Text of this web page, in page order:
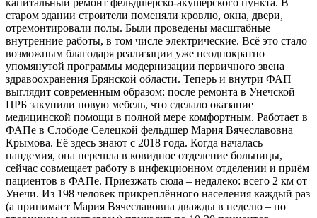
капитальный ремонт фельдшерско-акушерского пункта. В
старом здании строители поменяли кровлю, окна, двери,
отремонтировали полы. Были проведены масштабные
внутренние работы, в том числе электрические. Всё это стало
возможным благодаря реализации уже неоднократно
упомянутой программы модернизации первичного звена
здравоохранения Брянской области. Теперь и внутри ФАП
выглядит современным образом: после ремонта в Унечской
ЦРБ закупили новую мебель, что сделало оказание
медицинской помощи в полной мере комфортным. Работает в
ФАПе в Слободе Селецкой фельдшер Мария Вячеславовна
Крымова. Её здесь знают с 2018 года. Когда началась
пандемия, она перешла в ковидное отделение больницы,
сейчас совмещает работу в инфекционном отделении и приём
пациентов в ФАПе. Приезжать сюда – недалеко: всего 2 км от
Унечи. Из 198 человек прикреплённого населения каждый раз
(а принимает Мария Вячеславовна дважды в неделю – по